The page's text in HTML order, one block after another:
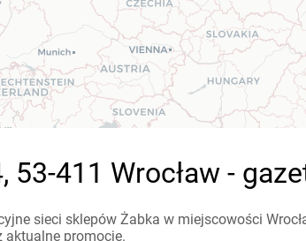
53-411 Wrocław -
sieci sklepów Żabka w miejscowości
aktualne promocje.